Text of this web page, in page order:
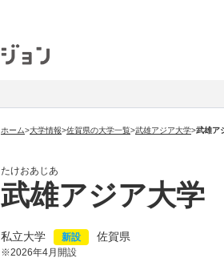
ホーム>大学情報>佐賀県の大学一覧>武雄アジア大学>武雄ア
たけおあじあ
武雄アジア大学
私立大学 新設 佐賀県
※2026年4月開設